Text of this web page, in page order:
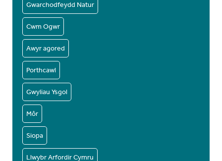
Gwarchodfeydd Natur
Cwm Ogwr
Awyr agored
Porthcawl
Gwyliau Ysgol
Môr
Siopa
Llwybr Arfordir Cymru